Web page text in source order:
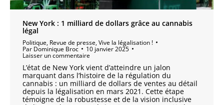
New York : 1 milliard de dollars grâce au cannabis
légal
Politique, Revue de presse,Vive la légalisation !
Par Dominique Broc 10 janvier 2025
Laisser un commentaire
L’état de New York vient d’atteindre un jalon
marquant dans l’histoire de la régulation du
cannabis : un milliard de dollars de ventes au détail
depuis la légalisation en mars 2021. Cette étape
témoigne de la robustesse et de la vision inclusive